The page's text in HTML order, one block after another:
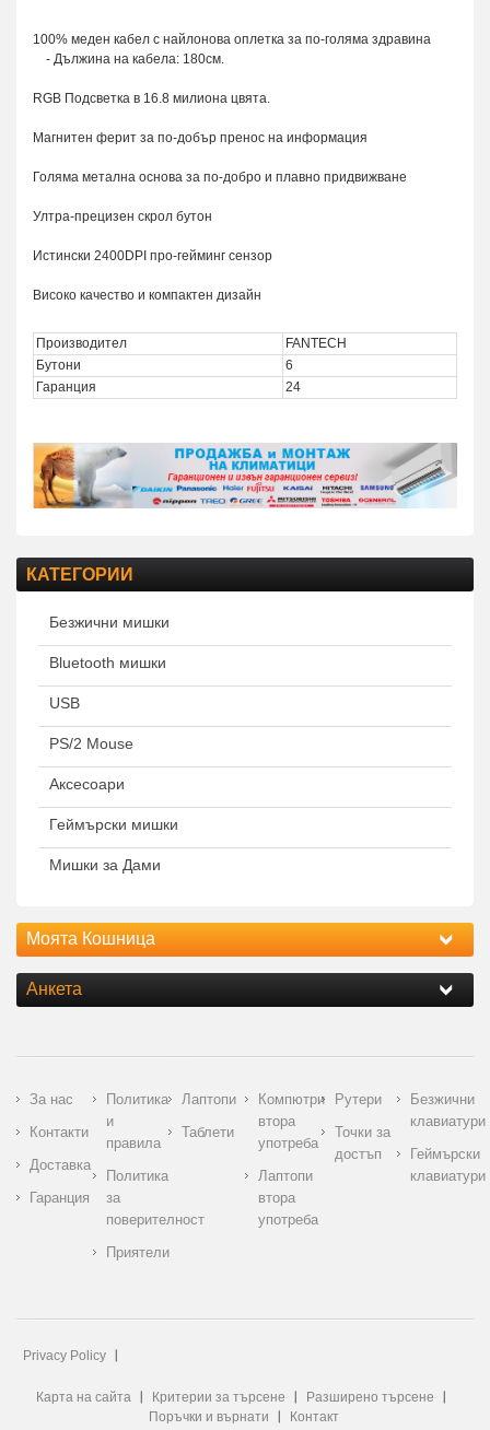
100% меден кабел с найлонова оплетка за по-голяма здравина
- Дължина на кабела: 180см.
RGB Подсветка в 16.8 милиона цвята.
Магнитен ферит за по-добър пренос на информация
Голяма метална основа за по-добро и плавно придвижване
Ултра-прецизен скрол бутон
Истински 2400DPI про-гейминг сензор
Високо качество и компактен дизайн
Производител
FANTECH
Бутони
6
Гаранция
24
КАТЕГОРИИ
Безжични мишки
Bluetooth мишки
USB
PS/2 Mouse
Аксесоари
Геймърски мишки
Мишки за Дами
Моята Кошница
Анкета
За нас
Контакти
Доставка
Гаранция
Политика
и
правила
Политика
за
поверителност
Приятели
Лаптопи
Таблети
Компютри
втора
употреба
Лаптопи
втора
употреба
Рутери
Точки за
достъп
Безжични
клавиатури
Геймърски
клавиатури
Privacy Policy
Карта на сайта Критерии за търсене
Разширено търсене
Поръчки и върнати
Контакт